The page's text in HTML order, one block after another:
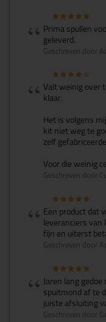
Prima spullen
geleverd.
Geschreven door
Valt weinig over
klaar.
Het is volgens
kit niet weg te
zelf
Voor die weinig
Geschreven door
Een product dat
leveranciers
fijn en uiterst
Geschreven door
Jaren lang
spuitmond af te
juiste afsluiting
Geschreven door